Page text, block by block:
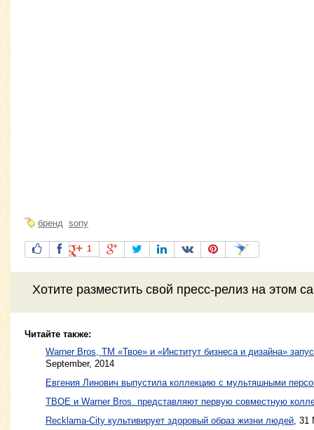
бренд sony
1
Хотите разместить свой пресс-релиз на этом
Читайте также:
Warner Bros, ТМ «Твое» и «Институт бизнеса и дизайна»
September, 2014
Евгения Линович выпустила коллекцию с мультяшными
ТВОЕ и Warner Bros. представляют первую совместную
Recklama-City культивирует здоровый образ жизни людей, 31